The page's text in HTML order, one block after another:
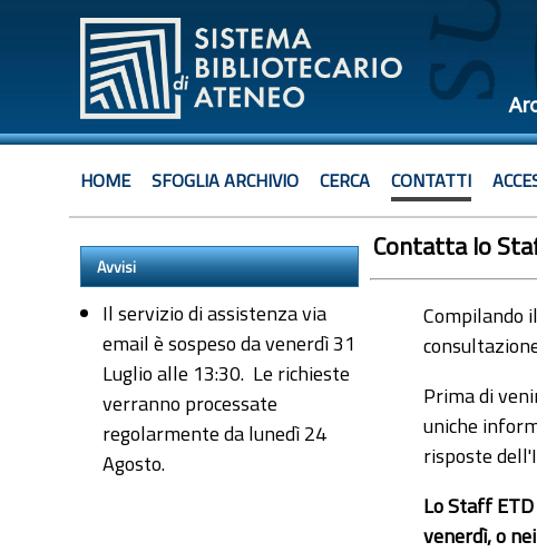
HOME SFOGLIA ARCHIVIO CERCA CONTATTI
Avvisi
Il servizio di assistenza via
email è sospeso da venerdì 31
Luglio alle 13:30. Le richieste
verranno processate
regolarmente da lunedì 24
Agosto.
Contatta lo
Compilando
Prima di
uniche
risposte
Lo Staff
venerdì, o